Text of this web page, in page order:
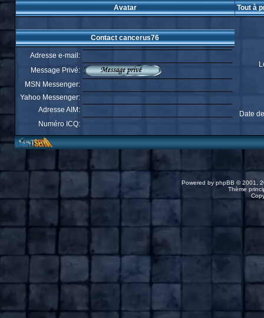
Avatar Tout à
Date
Contact cancerus76
Adresse e-mail:
Message Privé:
MSN Messenger:
Yahoo Messenger:
Adresse AIM:
Numéro ICQ:
Powered by phpBB © 2001,
Thème